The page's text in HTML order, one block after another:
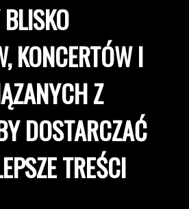
KONCERTÓW I
Z
DOSTARCZAĆ
TREŚCI